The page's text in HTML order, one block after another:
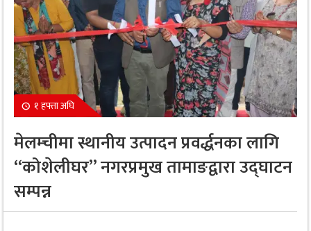
१ हफ्ता अघि
मेलम्चीमा स्थानीय उत्पादन प्रवर्द्धनका लागि
“कोशेलीघर” नगरप्रमुख तामाङद्वारा उद्घाटन
सम्पन्न